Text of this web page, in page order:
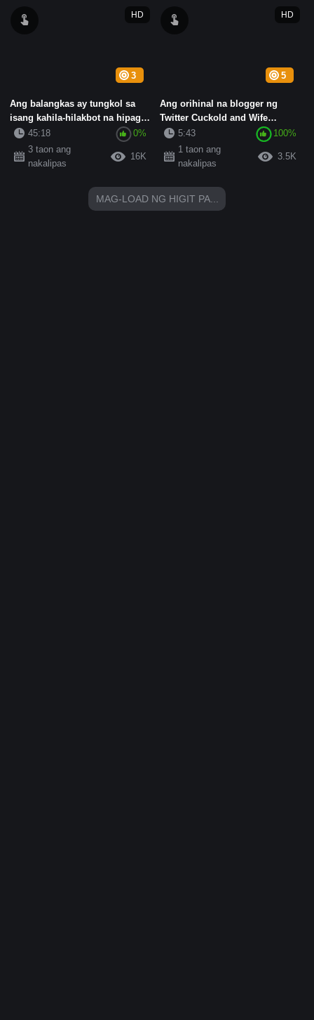
3
HD
Ang balangkas ay tungkol sa
isang kahila-hilakbot na hipag
na nang-aakit sa isang ...
45:18
0%
3 taon ang
nakalipas
16K
5
HD
Ang orihinal na blogger ng
Twitter Cuckold and Wife
Swinger [BBQ Daddy] ay may
pin...
5:43
100%
1 taon ang
nakalipas
3.5K
MAG-LOAD NG HIGIT PA...